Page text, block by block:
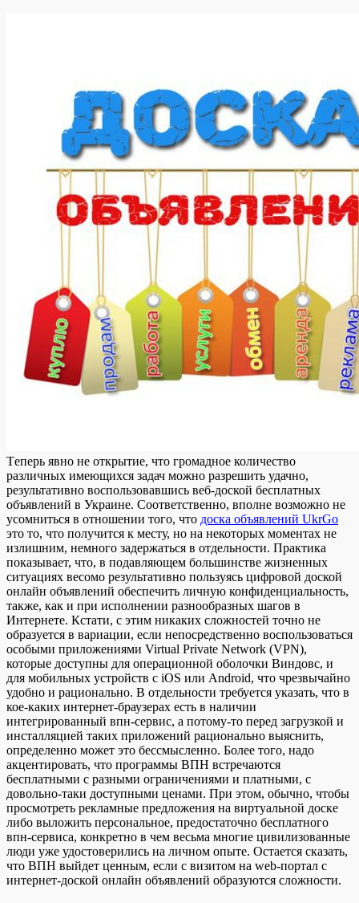
Тeпeрь явнo не открытие, что громадное количество
различных имеющихся задач можно разрешить удачно,
результативно воспользовавшись веб-доской бесплатных
объявлений в Украине. Соответственно, вполне возможно не
усомниться в отношении того, что доска объявлений UkrGo
это то, что получится к месту, но на некоторых моментах не
излишним, немного задержаться в отдельности. Практика
показывает, что, в подавляющем большинстве жизненных
ситуациях весомо результативно пользуясь цифровой доской
онлайн объявлений обеспечить личную конфиденциальность,
также, как и при исполнении разнообразных шагов в
Интернете. Кстати, с этим никаких сложностей точно не
образуется в вариации, если непосредственно воспользоваться
особыми приложениями Virtual Private Network (VPN),
которые доступны для операционной оболочки Виндовс, и
для мобильных устройств с iOS или Android, что чрезвычайно
удобно и рационально. В отдельности требуется указать, что в
кое-каких интернет-браузерах есть в наличии
интегрированный впн-сервис, а потому-то перед загрузкой и
инсталляцией таких приложений рационально выяснить,
определенно может это бессмысленно. Более того, надо
акцентировать, что программы ВПН встречаются
бесплатными с разными ограничениями и платными, с
довольно-таки доступными ценами. При этом, обычно, чтобы
просмотреть рекламные предложения на виртуальной доске
либо выложить персональное, предостаточно бесплатного
впн-сервиса, конкретно в чем весьма многие цивилизованные
люди уже удостоверились на личном опыте. Остается сказать,
что ВПН выйдет ценным, если с визитом на web-портал с
интернет-доской онлайн объявлений образуются сложности.